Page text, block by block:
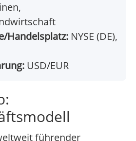
Handelsplatz: NYSE (DE),
USD/EUR
führender